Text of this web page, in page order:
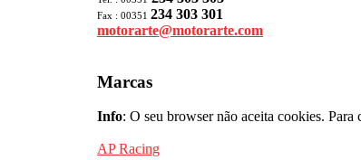
Fax : 00351 234 303 301
motorarte@motorarte.com
Marcas
Info: O seu browser não aceita cookies.
AP Racing